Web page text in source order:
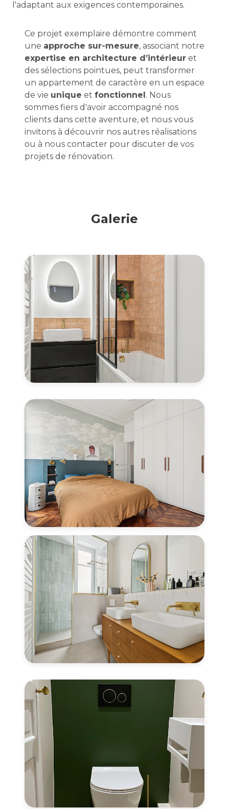
l'adaptant aux exigences contemporaines.
Ce projet exemplaire démontre comment
une approche sur-mesure, associant notre
expertise en architecture d’intérieur et
des sélections pointues, peut transformer
un appartement de caractère en un espace
de vie unique et fonctionnel. Nous
sommes fiers d'avoir accompagné nos
clients dans cette aventure, et nous vous
invitons à découvrir nos autres réalisations
ou à nous contacter pour discuter de vos
projets de rénovation.
Galerie